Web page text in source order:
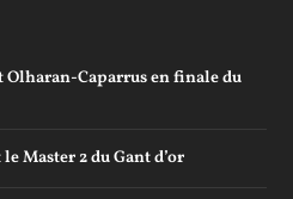
Caparrus en finale du
Master 2 du Gant d’or